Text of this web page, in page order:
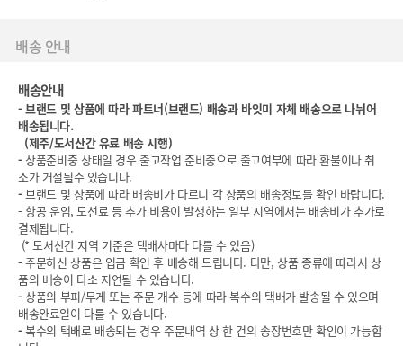
배송 안내
배송안내
-브랜드 및 상품에 따라 파트너(브랜드) 배송과 바잇미 자체 배송으로 나뉘어
배송됩니다.
(제주/도서산간 유료 배송 시행)
- 상품준비중 상태일 경우 출고작업 준비중으로 출고여부에 따라 환불이나 취
소가 거절될수 있습니다.
-브랜드 및 상품에 따라 배송비가 다르니 각 상품의 배송정보를 확인 바랍니다.
- 항공 운임, 도선료 등 추가 비용이 발생하는 일부 지역에서는 배송비가 추가로
결제됩니다.
(* 도서산간 지역 기준은 택배사마다 다를 수 있음)
-주문하신 상품은 입금 확인 후 배송해 드립니다. 다만, 상품 종류에 따라서 상
품의 배송이 다소 지연될 수 있습니다.
- 상품의 부피/무게 또는 주문 개수 등에 따라 복수의 택배가 발송될 수 있으며
배송완료일이 다를 수 있습니다.
-복수의 택배로 배송되는 경우 주문내역 상 한 건의 송장번호만 확인이 가능합